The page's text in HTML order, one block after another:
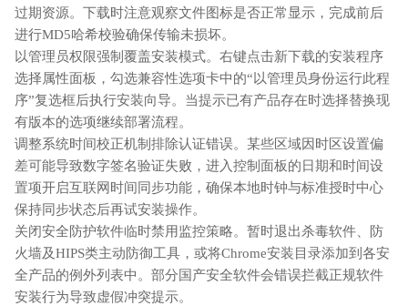
过期资源。下载时注意观察文件图标是否正常显示，完成前后
进行MD5哈希校验确保传输未损坏。
以管理员权限强制覆盖安装模式。右键点击新下载的安装程序
选择属性面板，勾选兼容性选项卡中的“以管理员身份运行此程
序”复选框后执行安装向导。当提示已有产品存在时选择替换现
有版本的选项继续部署流程。
调整系统时间校正机制排除认证错误。某些区域因时区设置偏
差可能导致数字签名验证失败，进入控制面板的日期和时间设
置项开启互联网时间同步功能，确保本地时钟与标准授时中心
保持同步状态后再试安装操作。
关闭安全防护软件临时禁用监控策略。暂时退出杀毒软件、防
火墙及HIPS类主动防御工具，或将Chrome安装目录添加到各安
全产品的例外列表中。部分国产安全软件会错误拦截正规软件
安装行为导致虚假冲突提示。